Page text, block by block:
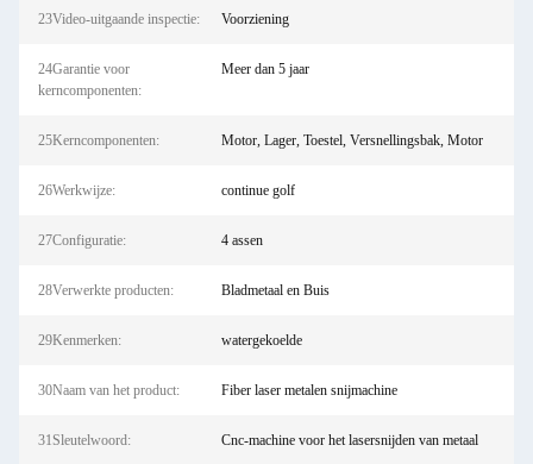
23Video-uitgaande inspectie: Voorziening
24Garantie voor
kerncomponenten:
Meer dan 5 jaar
25Kerncomponenten: Motor, Lager, Toestel, Versnellingsbak, Motor
26Werkwijze: continue golf
27Configuratie: 4 assen
28Verwerkte producten: Bladmetaal en Buis
29Kenmerken: watergekoelde
30Naam van het product: Fiber laser metalen snijmachine
31Sleutelwoord: Cnc-machine voor het lasersnijden van metaal